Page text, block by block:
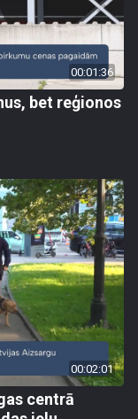
00:01:36
bet reģionos
00:02:01
centrā